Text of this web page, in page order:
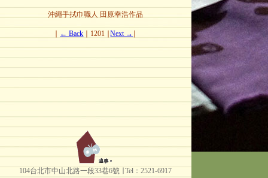
沖繩手拭巾職人 田原幸浩作品
← Back ∣ 1201 ∣Next →
104台北市中山北路一段33巷6號 ∣ Tel：2521-6917